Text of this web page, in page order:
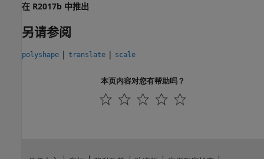
在 R2017b 中推出
另请参阅
polyshape | translate | scale
本页内容对您有帮助吗？